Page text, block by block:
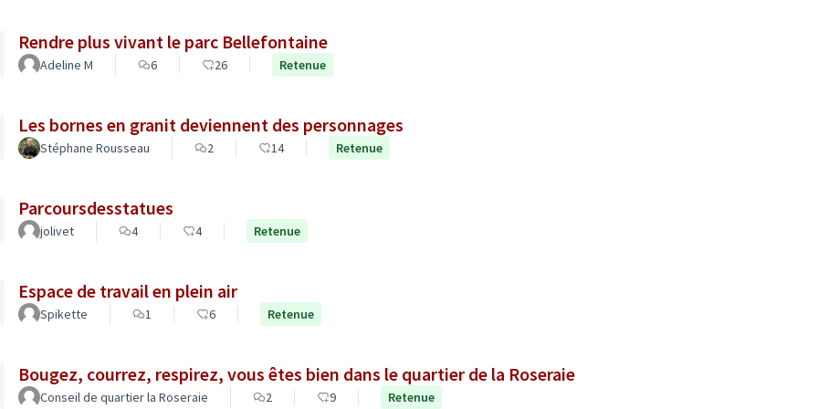
Rendre plus vivant le parc Bellefontaine
Adeline M 6 26 Retenue
Les bornes en granit deviennent des personnages
Stéphane Rousseau 2 14 Retenue
Parcoursdesstatues
jolivet 4 4 Retenue
Espace de travail en plein air
Spikette 1 6 Retenue
Bougez, courrez, respirez, vous êtes bien dans le quartier de la Roseraie
Conseil de quartier la Roseraie 2 9 Retenue